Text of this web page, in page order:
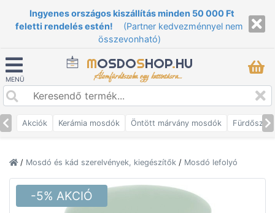
Ingyenes országos kiszállítás minden 50 000 Ft
feletti rendelés estén!
(Partner kedvezménnyel nem
összevonható)
MENÜ
MOSDOSHOP.HU
Álomfürdőszoba egy kattintásra...
Akciók Kerámia mosdók Öntött márvány mosdók
/ Mosdó és kád szerelvények, kiegészítők / Mosdó lefolyó
-5% AKCIÓ